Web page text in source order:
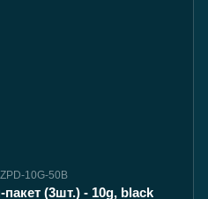
10G-50B
(3шт.) - 10g, black